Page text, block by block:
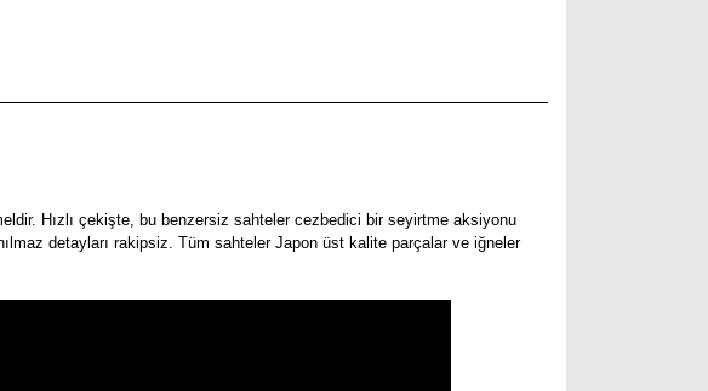
Hızlı çekişte, bu benzersiz sahteler cezbedici bir seyirtme aksiyonu
detayları rakipsiz. Tüm sahteler Japon üst kalite parçalar ve iğneler